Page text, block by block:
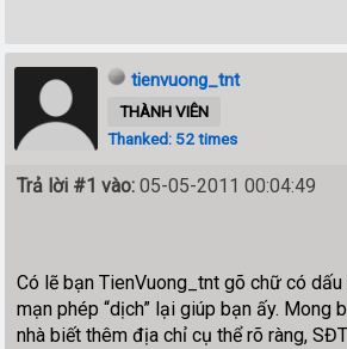
tienvuong_tnt
THÀNH VIÊN
Thanked: 52 times
Trả lời #1 vào: 05-05-2011 00:04:49
Có lẽ bạn TienVuong_tnt gõ chữ có dấu
mạn phép “dịch” lại giúp bạn ấy. Mong
nhà biết thêm địa chỉ cụ thể rõ ràng,